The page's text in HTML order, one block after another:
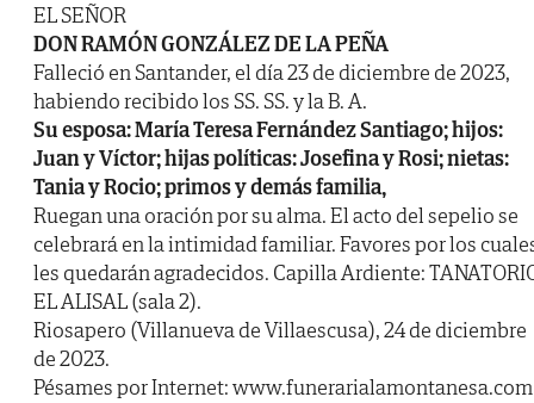
EL SEÑOR
DON RAMÓN GONZÁLEZ DE LA PEÑA
Falleció en Santander, el día 23 de diciembre de 2023,
habiendo recibido los SS. SS. y la B. A.
Su esposa: María Teresa Fernández Santiago; hijos:
Juan y Víctor; hijas políticas: Josefina y Rosi; nietas:
Tania y Rocio; primos y demás familia,
Ruegan una oración por su alma. El acto del sepelio se
celebrará en la intimidad familiar. Favores por los
les quedarán agradecidos. Capilla Ardiente:
EL ALISAL (sala 2).
Riosapero (Villanueva de Villaescusa), 24 de diciembre
de 2023.
Pésames por Internet: www.funerarialamontanesa.com